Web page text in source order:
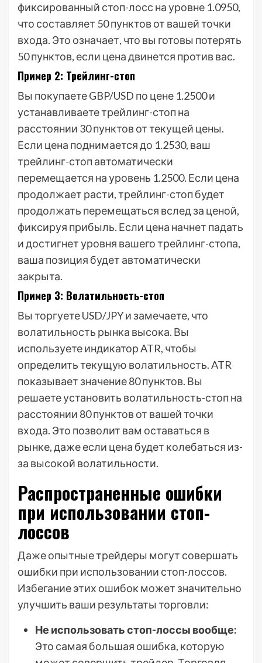
фиксированный стоп-лосс на уровне 1.0950,
что составляет 50 пунктов от вашей точки
входа. Это означает, что вы готовы потерять
50 пунктов, если цена двинется против вас.
Пример 2: Трейлинг-стоп
Вы покупаете GBP/USD по цене 1.2500 и
устанавливаете трейлинг-стоп на
расстоянии 30 пунктов от текущей цены.
Если цена поднимается до 1.2530, ваш
трейлинг-стоп автоматически
перемещается на уровень 1.2500. Если цена
продолжает расти, трейлинг-стоп будет
продолжать перемещаться вслед за ценой,
фиксируя прибыль. Если цена начнет падать
и достигнет уровня вашего трейлинг-стопа,
ваша позиция будет автоматически
закрыта.
Пример 3: Волатильность-стоп
Вы торгуете USD/JPY и замечаете, что
волатильность рынка высока. Вы
используете индикатор ATR, чтобы
определить текущую волатильность. ATR
показывает значение 80 пунктов. Вы
решаете установить волатильность-стоп на
расстоянии 80 пунктов от вашей точки
входа. Это позволит вам оставаться в
рынке, даже если цена будет колебаться из-
за высокой волатильности.
Распространенные ошибки
при использовании стоп-
лоссов
Даже опытные трейдеры могут совершать
ошибки при использовании стоп-лоссов.
Избегание этих ошибок может значительно
улучшить ваши результаты торговли:
Не использовать стоп-лоссы вообще:
Это самая большая ошибка, которую